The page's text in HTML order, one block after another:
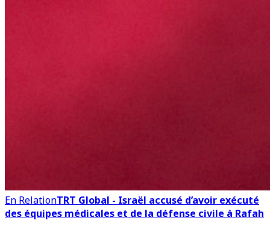
En RelationTRT Global - Israël accusé d’avoir exécuté
des équipes médicales et de la défense civile à Rafah